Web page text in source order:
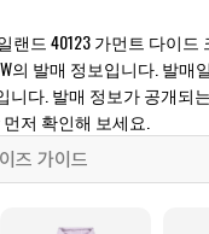
랜드 40123 가먼트 다이드
의 발매 정보입니다. 발매
니다. 발매 정보가 공개되
저 확인해 보세요.
즈 가이드